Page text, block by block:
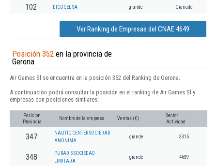
102 DICOCEL SA grande Granada
Ver Ranking de Empresas del CNAE 4649
Posición 352 en la provincia de
Gerona
Air Games Sl se encuentra en la posición 352 del Ranking de Gerona.
A continuación podrá consultar la posición en el ranking de Air Games Sl y
empresas con posiciones similares:
Posición
Provincia
Nombre de la empresa Ventas (€)
Sector
Actividad
347
NAUTIC CENTER SOCIEDAD
ANONIMA
grande 3315
348
PURADIS SOCIEDAD
LIMITADA
grande 4639